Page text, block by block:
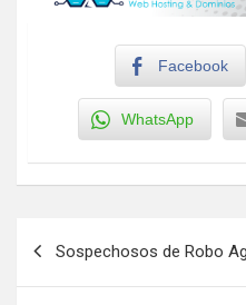
Facebook
WhatsApp
Sospechosos de Robo